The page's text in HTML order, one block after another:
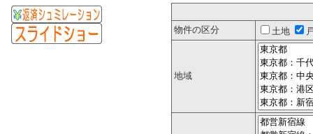
物件の区分 土地
地域